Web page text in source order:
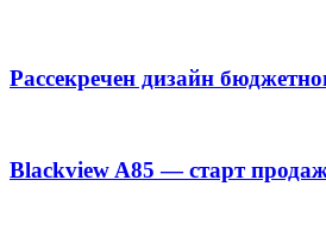
Рассекречен дизайн
Blackview A85 — старт